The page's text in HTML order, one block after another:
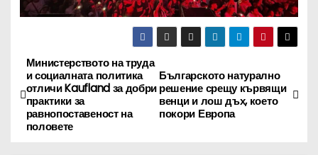
Н
а
в
Българското натурално
решение срещу кървящи
венци и лош дъх, което
покори Европа
Министерството на труда
и социалната политика
отличи Kaufland за добри
практики за
равнопоставеност на
половете